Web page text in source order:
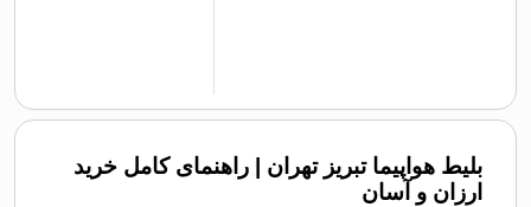
بلیط هواپیما تبریز تهران | راهنمای کامل خرید
ارزان و آسان